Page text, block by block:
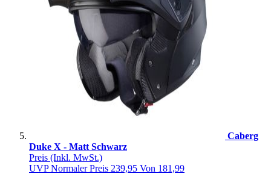
Caberg
Duke X - Matt Schwarz
Preis (Inkl. MwSt.)
UVPNormaler Preis 239,95 Von 181,99